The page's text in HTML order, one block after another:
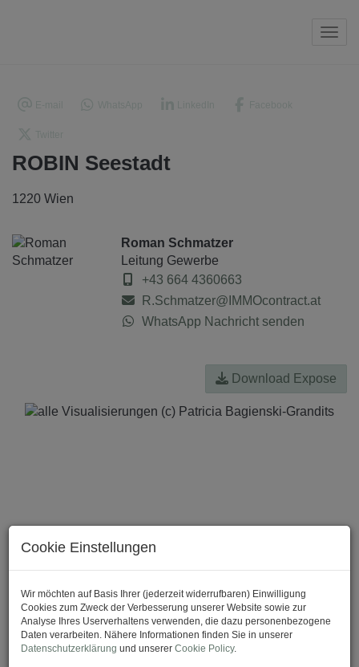
ROBIN Seestadt
1220 Wien
Roman Schmatzer
Leitung Gewerbe
+43 664 4360663
R.Schmatzer@IMMOcontract.at
WhatsApp Nachricht senden
Download Expose
Cookie Einstellungen
Wir möchten auf Basis Ihrer (jederzeit widerrufbaren) Einwilligung
Cookies zum Zweck der Verbesserung unserer Website sowie zur
Analyse Ihres Userverhaltens verwenden, die dazu personenbezogene
Daten verarbeiten. Nähere Informationen finden Sie in unserer
Datenschutzerklärung und unserer Cookie Policy.